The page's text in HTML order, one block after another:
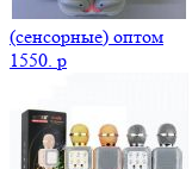
(сенсорные) оптом
1550. p